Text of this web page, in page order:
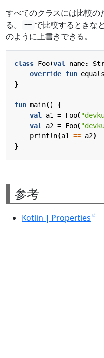
すべてのクラスには比較の
る。
== で比較するときな
のように上書きできる。
class Foo(val name:
override fun equals
}
fun main()
{
val
a1 = Foo(
val
a2 = Foo(
println(a1 == a2)
}
参考
Kotlin | Properties